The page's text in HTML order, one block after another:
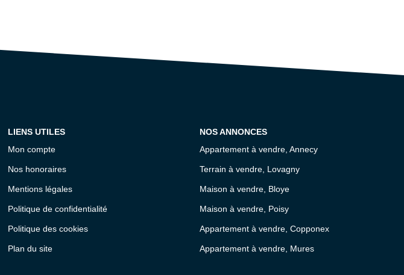
LIENS UTILES
Mon compte
Nos honoraires
Mentions légales
Politique de confidentialité
Politique des cookies
Plan du site
NOS ANNONCES
Appartement à vendre, Annecy
Terrain à vendre, Lovagny
Maison à vendre, Bloye
Maison à vendre, Poisy
Appartement à vendre, Copponex
Appartement à vendre, Mures